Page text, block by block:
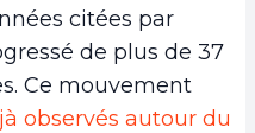
citées par
de plus de 37
Ce mouvement
observés autour du